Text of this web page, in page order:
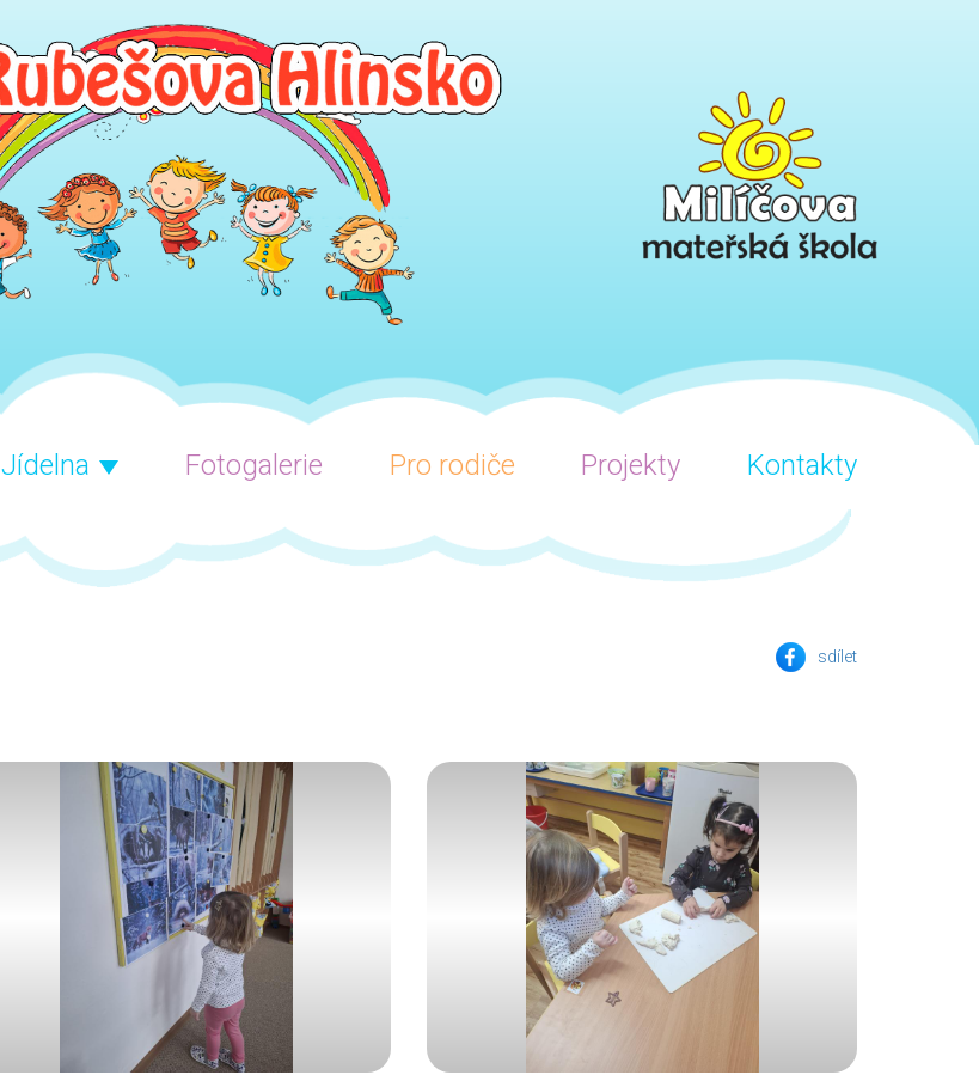
Jídelna Fotogalerie Pro rodiče Projekty Kontakty
sdílet